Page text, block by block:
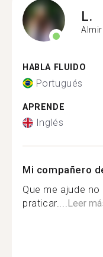
L.
HABLA FLUIDO
Portugués
APRENDE
Inglés
Mi compañero
Que me ajude
praticar....Leer